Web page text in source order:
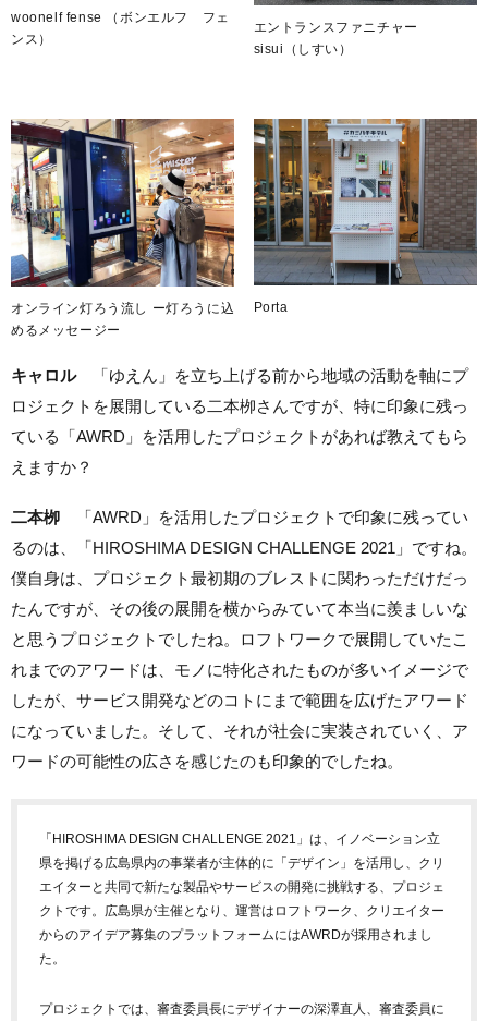
woonelf fense （ボンエルフ フェ
ンス）
エントランスファニチャー
sisui（しすい）
オンライン灯ろう流し ー灯ろうに込
めるメッセージー
Porta
キャロル「ゆえん」を立ち上げる前から地域の活動を軸にプ
ロジェクトを展開している二本栁さんですが、特に印象に残っ
ている「AWRD」を活用したプロジェクトがあれば教えてもら
えますか？
二本栁 「AWRD」を活用したプロジェクトで印象に残ってい
るのは、「HIROSHIMA DESIGN CHALLENGE 2021」ですね。
僕自身は、プロジェクト最初期のブレストに関わっただけだっ
たんですが、その後の展開を横からみていて本当に羨ましいな
と思うプロジェクトでしたね。ロフトワークで展開していたこ
れまでのアワードは、モノに特化されたものが多いイメージで
したが、サービス開発などのコトにまで範囲を広げたアワード
になっていました。そして、それが社会に実装されていく、ア
ワードの可能性の広さを感じたのも印象的でしたね。
「HIROSHIMA DESIGN CHALLENGE 2021」は、イノベーション立
県を掲げる広島県内の事業者が主体的に「デザイン」を活用し、クリ
エイターと共同で新たな製品やサービスの開発に挑戦する、プロジェ
クトです。広島県が主催となり、運営はロフトワーク、クリエイター
からのアイデア募集のプラットフォームにはAWRDが採用されまし
た。
プロジェクトでは、審査委員長にデザイナーの深澤直人、審査委員に